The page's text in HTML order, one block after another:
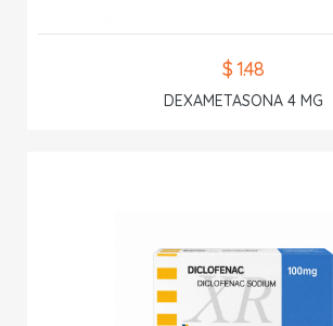
$ 1.48
DEXAMETASONA 4 MG